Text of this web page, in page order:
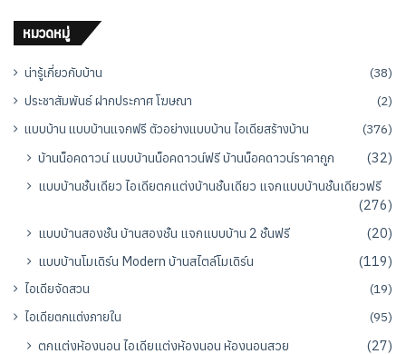
หมวดหมู่
น่ารู้เกี่ยวกับบ้าน
(38)
ประชาสัมพันธ์ ฝากประกาศ โฆษณา
(2)
แบบบ้าน แบบบ้านแจกฟรี ตัวอย่างแบบบ้าน ไอเดียสร้างบ้าน
(376)
บ้านน็อคดาวน์ แบบบ้านน็อคดาวน์ฟรี บ้านน็อคดาวน์ราคาถูก
(32)
แบบบ้านชั้นเดียว ไอเดียตกแต่งบ้านชั้นเดียว แจกแบบบ้านชั้นเดียวฟรี
(276)
แบบบ้านสองชั้น บ้านสองชั้น แจกแบบบ้าน 2 ชั้นฟรี
(20)
แบบบ้านโมเดิร์น Modern บ้านสไตล์โมเดิร์น
(119)
ไอเดียจัดสวน
(19)
ไอเดียตกแต่งภายใน
(95)
ตกแต่งห้องนอน ไอเดียแต่งห้องนอน ห้องนอนสวย (27)